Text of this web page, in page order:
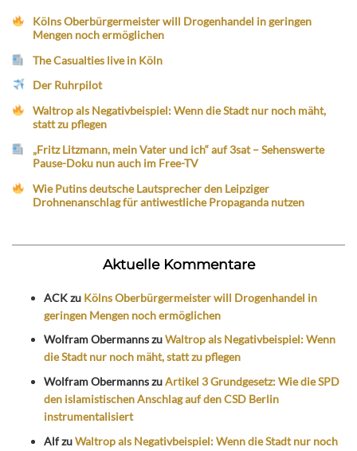
Kölns Oberbürgermeister will Drogenhandel in geringen
Mengen noch ermöglichen
The Casualties live in Köln
Der Ruhrpilot
Waltrop als Negativbeispiel: Wenn die Stadt nur noch mäht,
statt zu pflegen
„Fritz Litzmann, mein Vater und ich“ auf 3sat – Sehenswerte
Pause-Doku nun auch im Free-TV
Wie Putins deutsche Lautsprecher den Leipziger
Drohnenanschlag für antiwestliche Propaganda nutzen
Aktuelle Kommentare
ACKzu Kölns Oberbürgermeister will Drogenhandel in
geringen Mengen noch ermöglichen
Wolfram ObermannszuWaltrop als Negativbeispiel: Wenn
die Stadt nur noch mäht, statt zu pflegen
Wolfram ObermannszuArtikel 3 Grundgesetz: Wie die SPD
den islamistischen Anschlag auf den CSD Berlin
instrumentalisiert
AlfzuWaltrop als Negativbeispiel: Wenn die Stadt nur noch